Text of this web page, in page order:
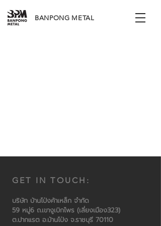
BANPONG METAL
GET IN TOUCH:
บริษัท บ้านโป่งค้าเหล็ก จำกัด
59 หมู่6 ถ.เขางูเบิกไพร (เลี่ยงเมือง323)
ต.ปากแรต อ.บ้านโป่ง จ.ราชบุรี 70110